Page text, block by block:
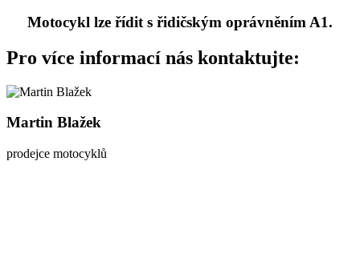
Motocykl lze řídit s řidičským oprávněním A1.
Pro více informací nás kontaktujte:
Martin Blažek
prodejce motocyklů